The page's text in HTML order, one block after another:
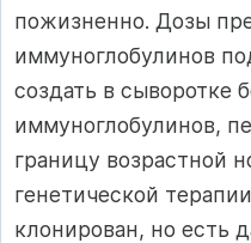
пожизненно. Дозы
иммуноглобулинов
создать в сыворотке
иммуноглобулинов,
границу возрастной
генетической
клонирован, но есть